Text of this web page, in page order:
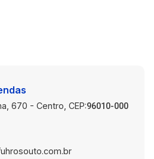
670 - Centro, CEP:96010-000